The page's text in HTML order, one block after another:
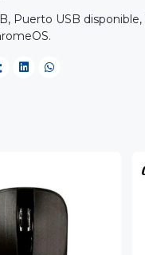
Puerto USB disponible,